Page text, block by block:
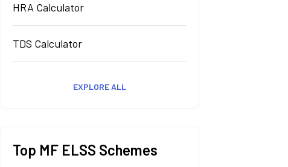
HRA Calculator
TDS Calculator
EXPLORE ALL
Top MF ELSS Schemes